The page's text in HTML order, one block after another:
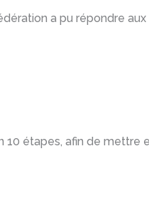
a pu répondre
10 étapes, afin de mettre